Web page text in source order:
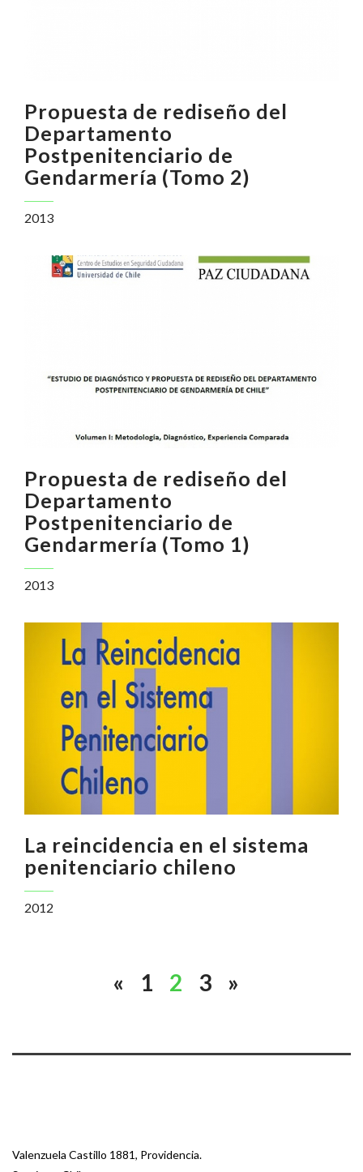
Propuesta de rediseño del
Departamento
Postpenitenciario de
Gendarmería (Tomo 2)
2013
Propuesta de rediseño del
Departamento
Postpenitenciario de
Gendarmería (Tomo 1)
2013
La reincidencia en el sistema
penitenciario chileno
2012
« 1 2 3 »
Valenzuela Castillo 1881, Providencia.